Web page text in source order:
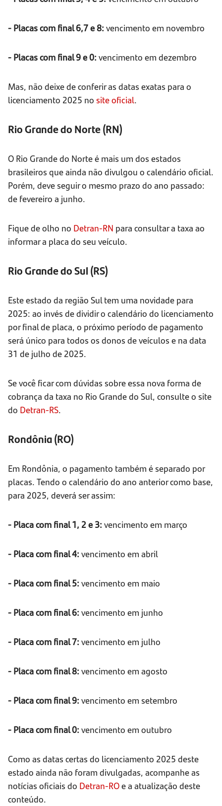
- Placas com final 6,7 e 8: vencimento em novembro
- Placas com final 9 e 0: vencimento em dezembro
Mas, não deixe de conferir as datas exatas para o
licenciamento 2025 no site oficial.
Rio Grande do Norte (RN)
O Rio Grande do Norte é mais um dos estados
brasileiros que ainda não divulgou o calendário oficial.
Porém, deve seguir o mesmo prazo do ano passado:
de fevereiro a junho.
Fique de olho no Detran-RN para consultar a taxa ao
informar a placa do seu veículo.
Rio Grande do Sul (RS)
Este estado da região Sul tem uma novidade para
2025: ao invés de dividir o calendário do licenciamento
por final de placa, o próximo período de pagamento
será único para todos os donos de veículos e na data
31 de julho de 2025.
Se você ficar com dúvidas sobre essa nova forma de
cobrança da taxa no Rio Grande do Sul, consulte o site
do Detran-RS.
Rondônia (RO)
Em Rondônia, o pagamento também é separado por
placas. Tendo o calendário do ano anterior como base,
para 2025, deverá ser assim:
- Placa com final 1, 2 e 3: vencimento em março
- Placa com final 4: vencimento em abril
- Placa com final 5: vencimento em maio
- Placa com final 6: vencimento em junho
- Placa com final 7: vencimento em julho
- Placa com final 8: vencimento em agosto
- Placa com final 9: vencimento em setembro
- Placa com final 0: vencimento em outubro
Como as datas certas do licenciamento 2025 deste
estado ainda não foram divulgadas, acompanhe as
notícias oficiais do Detran-ROe a atualização deste
conteúdo.